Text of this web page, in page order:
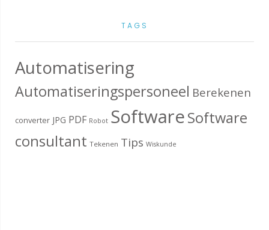
TAGS
Automatisering
Automatiseringspersoneel Berekenen
converter JPG PDF Robot SoftwareSoftware
consultant Tekenen Tips Wiskunde